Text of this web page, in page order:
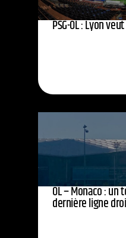
PSG-OL : Lyon
OL – Monaco :
dernière ligne